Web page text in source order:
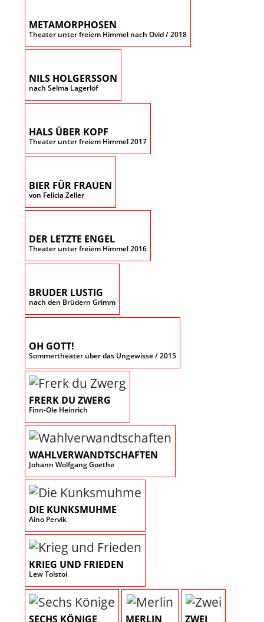
METAMORPHOSEN
Theater unter freiem Himmel nach Ovid / 2018
NILS HOLGERSSON
nach Selma Lagerlöf
HALS ÜBER KOPF
Theater unter freiem Himmel 2017
BIER FÜR FRAUEN
von Felicia Zeller
DER LETZTE ENGEL
Theater unter freiem Himmel 2016
BRUDER LUSTIG
nach den Brüdern Grimm
OH GOTT!
Sommertheater über das Ungewisse / 2015
FRERK DU ZWERG
Finn-Ole Heinrich
WAHLVERWANDTSCHAFTEN
Johann Wolfgang Goethe
DIE KUNKSMUHME
Aino Pervik
KRIEG UND FRIEDEN
Lew Tolstoi
SECHS KÖNIGE MERLIN ZWEI